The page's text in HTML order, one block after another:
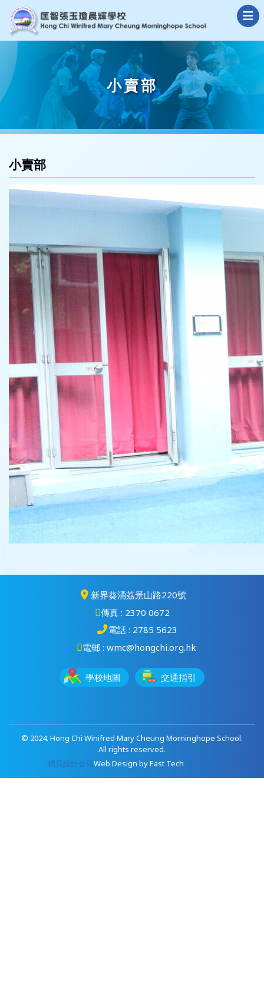
小賣部
小賣部
新界葵涌荔景山路220號
傳真 : 2370 0672
電話 : 2785 5623
電郵 : wmc@hongchi.org.hk
學校地圖 交通指引
© 2024. Hong Chi Winifred Mary Cheung Morninghope School.
All rights reserved.
網頁設計公司 Web Design byEast Tech